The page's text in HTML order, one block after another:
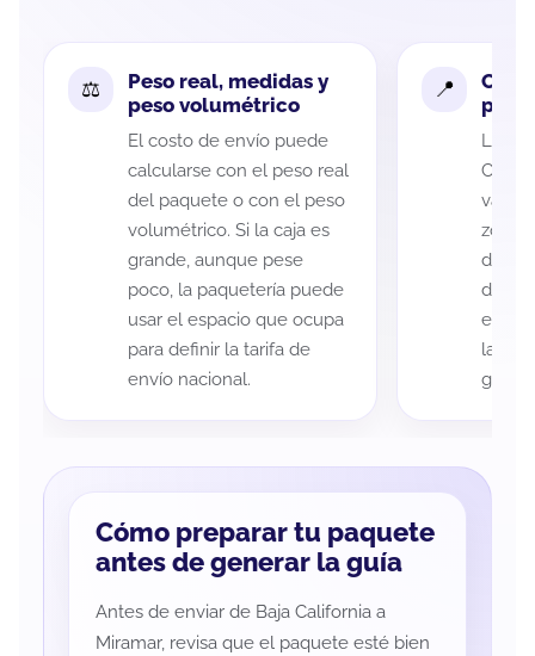
Peso real, medidas y
peso volumétrico
El costo de envío puede
calcularse con el peso real
del paquete o con el peso
volumétrico. Si la caja es
grande, aunque pese
poco, la paquetería puede
usar el espacio que ocupa
para definir la tarifa de
envío nacional.
La
variar
zona
de
de
eso
la
guía
Cómo preparar tu paquete
antes de generar la guía
Antes de enviar de Baja California a
Miramar, revisa que el paquete esté bien